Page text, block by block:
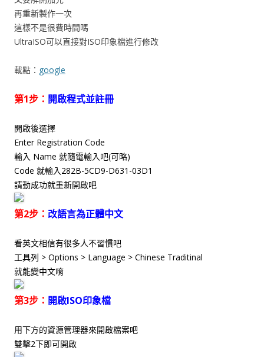
再重新製作一次
這樣不是很費時間嗎
UltraISO可以直接對ISO印象檔進行修改
載點： google
第1步： 開啟程式並註冊
開啟後選擇
Enter Registration Code
輸入 Name 就隨電輸入吧(可略)
Code 就輸入282B-5CD9-D631-03D1
請動成功就重新開啟吧
第2步： 改語言為正體中文
看英文相信有很多人不習慣吧
工具列 > Options > Language > Chinese Traditinal
就能變中文唷
第3步： 開啟ISO印象檔
用下方的資源管理器來開啟檔案吧
雙擊2下即可開啟